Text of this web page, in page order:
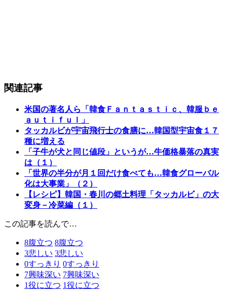
関連記事
米国の著名人ら「韓食Ｆａｎｔａｓｔｉｃ、韓服ｂｅ
ａｕｔｉｆｕｌ」
タッカルビが宇宙飛行士の食膳に…韓国型宇宙食１７
種に増える
「子牛が犬と同じ値段」というが…牛価格暴落の真実
は（１）
「世界の半分が月１回だけ食べても…韓食グローバル
化は大事業」（２）
【レシピ】韓国・春川の郷土料理「タッカルビ」の大
変身－冷菜編（１）
この記事を読んで…
8腹立つ 8腹立つ
3悲しい 3悲しい
0すっきり 0すっきり
7興味深い 7興味深い
1役に立つ 1役に立つ